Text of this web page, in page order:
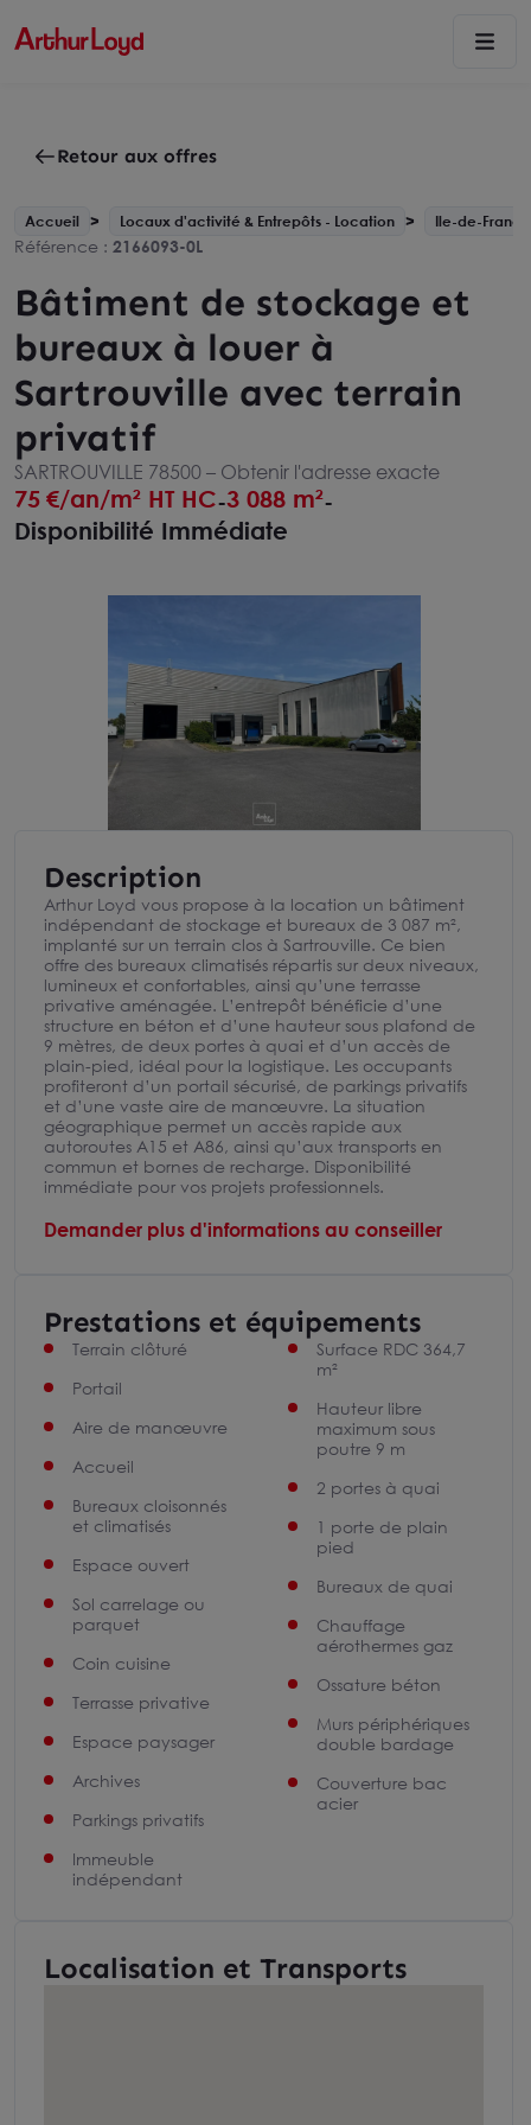
Retour aux offres
Accueil Locaux d'activité & Entrepôts - Location Ile-de-France
Référence : 2166093-0L
Bâtiment de stockage et
bureaux à louer à
Sartrouville avec terrain
privatif
SARTROUVILLE 78500 – Obtenir l'adresse exacte
75 €/an/m² HT HC-3 088 m²-
Disponibilité Immédiate
Description
Arthur Loyd vous propose à la location un bâtiment
indépendant de stockage et bureaux de 3 087 m²,
implanté sur un terrain clos à Sartrouville. Ce bien
offre des bureaux climatisés répartis sur deux niveaux,
lumineux et confortables, ainsi qu’une terrasse
privative aménagée. L’entrepôt bénéficie d’une
structure en béton et d’une hauteur sous plafond de
9 mètres, de deux portes à quai et d’un accès de
plain-pied, idéal pour la logistique. Les occupants
profiteront d’un portail sécurisé, de parkings privatifs
et d’une vaste aire de manœuvre. La situation
géographique permet un accès rapide aux
autoroutes A15 et A86, ainsi qu’aux transports en
commun et bornes de recharge. Disponibilité
immédiate pour vos projets professionnels.
Demander plus d'informations au conseiller
Prestations et équipements
Terrain clôturé
Portail
Aire de manœuvre
Accueil
Bureaux cloisonnés
et climatisés
Espace ouvert
Sol carrelage ou
parquet
Coin cuisine
Terrasse privative
Espace paysager
Archives
Parkings privatifs
Immeuble
indépendant
Surface RDC 364,7
m²
Hauteur libre
maximum sous
poutre 9 m
2 portes à quai
1 porte de plain
pied
Bureaux de quai
Chauffage
aérothermes gaz
Ossature béton
Murs périphériques
double bardage
Couverture bac
acier
Localisation et Transports